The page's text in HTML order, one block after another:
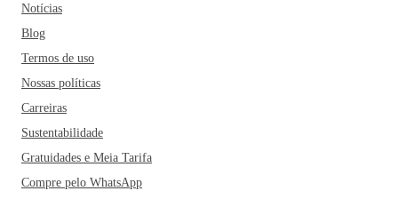
Notícias
Blog
Termos de uso
Nossas políticas
Carreiras
Sustentabilidade
Gratuidades e Meia Tarifa
Compre pelo WhatsApp